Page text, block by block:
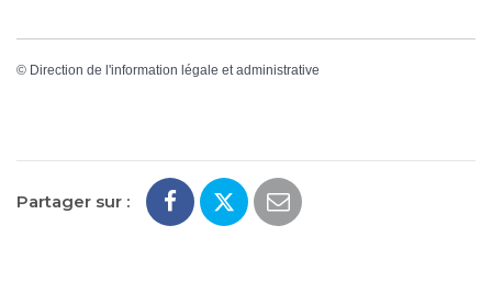
© Direction de l'information légale et administrative
Partager sur :